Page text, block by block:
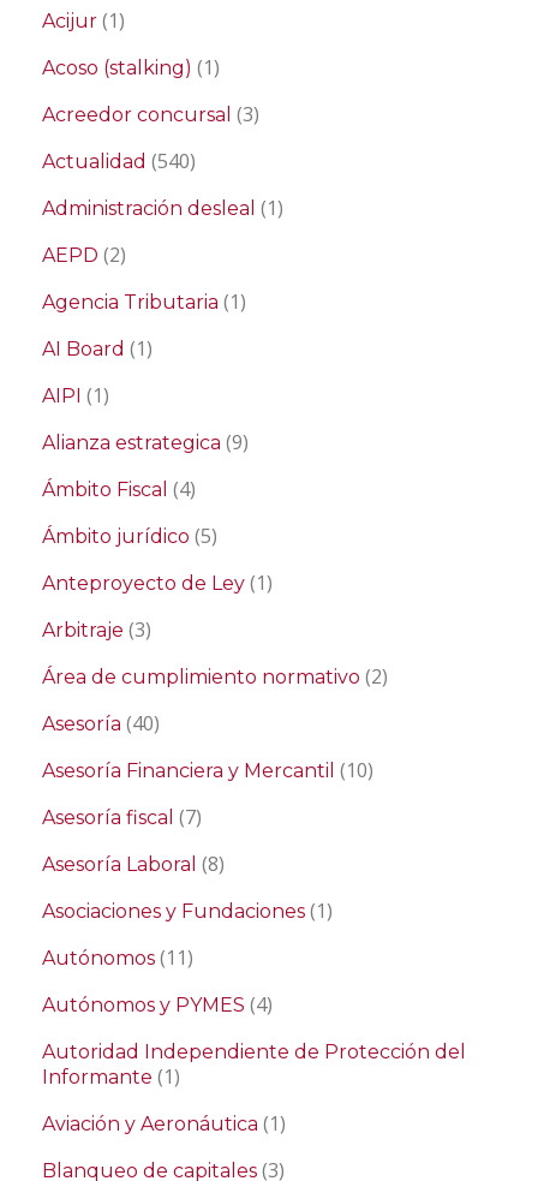
Acijur (1)
Acoso (stalking) (1)
Acreedor concursal (3)
Actualidad (540)
Administración desleal (1)
AEPD (2)
Agencia Tributaria (1)
AI Board (1)
AIPI (1)
Alianza estrategica (9)
Ámbito Fiscal (4)
Ámbito jurídico (5)
Anteproyecto de Ley (1)
Arbitraje (3)
Área de cumplimiento normativo (2)
Asesoría (40)
Asesoría Financiera y Mercantil (10)
Asesoría fiscal (7)
Asesoría Laboral (8)
Asociaciones y Fundaciones (1)
Autónomos (11)
Autónomos y PYMES (4)
Autoridad Independiente de Protección del
Informante (1)
Aviación y Aeronáutica (1)
Blanqueo de capitales (3)